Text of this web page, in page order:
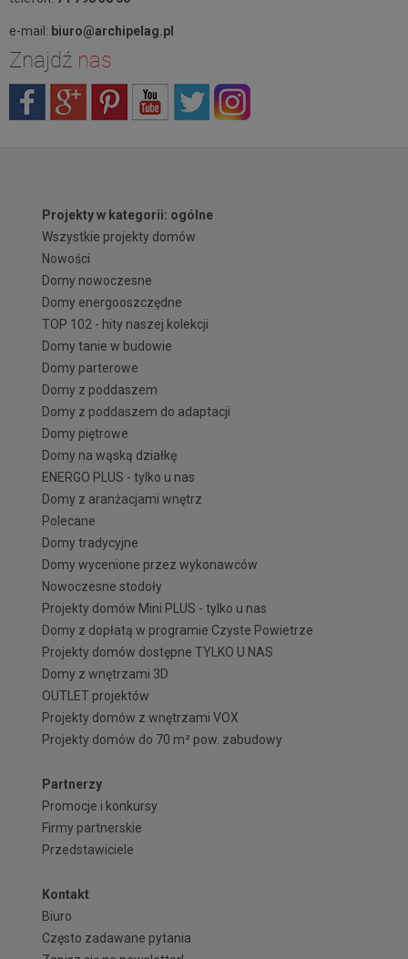
e-mail: biuro@archipelag.pl
Znajdź nas
Projekty w kategorii: ogólne
Wszystkie projekty domów
Nowości
Domy nowoczesne
Domy energooszczędne
TOP 102 - hity naszej kolekcji
Domy tanie w budowie
Domy parterowe
Domy z poddaszem
Domy z poddaszem do adaptacji
Domy piętrowe
Domy na wąską działkę
ENERGO PLUS - tylko u nas
Domy z aranżacjami wnętrz
Polecane
Domy tradycyjne
Domy wycenione przez wykonawców
Nowoczesne stodoły
Projekty domów Mini PLUS - tylko u nas
Domy z dopłatą w programie Czyste Powietrze
Projekty domów dostępne TYLKO U NAS
Domy z wnętrzami 3D
OUTLET projektów
Projekty domów z wnętrzami VOX
Projekty domów do 70 m² pow. zabudowy
Partnerzy
Promocje i konkursy
Firmy partnerskie
Przedstawiciele
Kontakt
Biuro
Często zadawane pytania